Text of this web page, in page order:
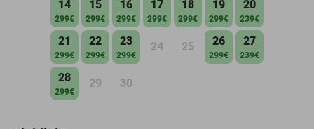
14
299€
15
299€
16
299€
17
299€
18
299€
19
299€
20
239€
21
299€
22
299€
23
299€
24 25 26
299€
27
239€
28
299€
29 30